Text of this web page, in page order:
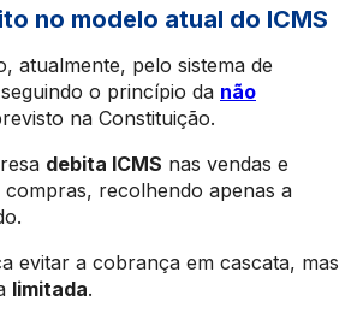
no modelo atual do ICMS
atualmente, pelo sistema de
o princípio da não
na Constituição.
debita ICMS nas vendas e
compras, recolhendo apenas a
evitar a cobrança em cascata, mas
limitada.